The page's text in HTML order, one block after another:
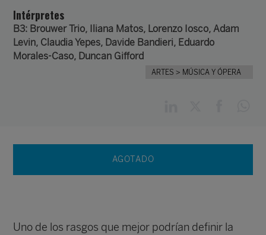
Intérpretes
B3: Brouwer Trio, Iliana Matos, Lorenzo Iosco, Adam
Levin, Claudia Yepes, Davide Bandieri, Eduardo
Morales-Caso, Duncan Gifford
ARTES > MÚSICA Y ÓPERA
Uno de los rasgos que mejor podrían definir la
AGOTADO